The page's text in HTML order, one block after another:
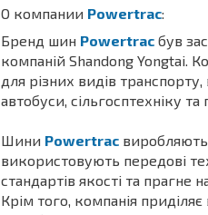
О компании Powertrac:
Бренд шин Powertrac був
компаній Shandong Yongtai.
для різних видів
автобуси, сільгосптехніку
Шини Powertrac
використовують передові
стандартів якості та прагне
Крім того, компанія